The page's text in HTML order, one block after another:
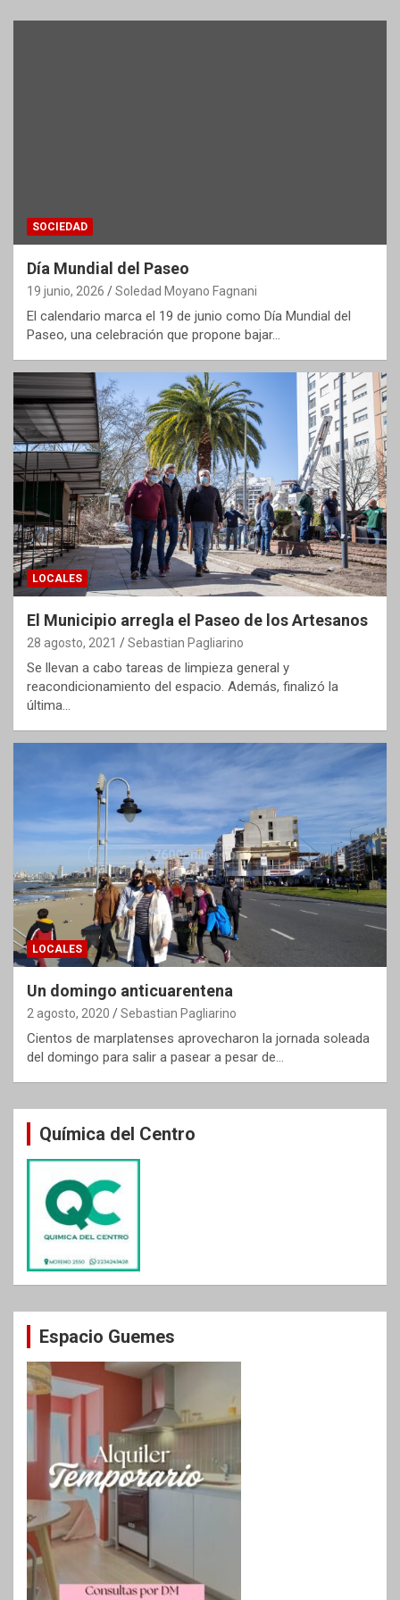
SOCIEDAD
Día Mundial del Paseo
19 junio, 2026 Soledad Moyano Fagnani
El calendario marca el 19 de junio como Día Mundial del
Paseo, una celebración que propone bajar…
LOCALES
El Municipio arregla el Paseo de los Artesanos
28 agosto, 2021 Sebastian Pagliarino
Se llevan a cabo tareas de limpieza general y
reacondicionamiento del espacio. Además, finalizó la
última…
LOCALES
Un domingo anticuarentena
2 agosto, 2020 Sebastian Pagliarino
Cientos de marplatenses aprovecharon la jornada soleada
del domingo para salir a pasear a pesar de…
Química del Centro
Espacio Guemes